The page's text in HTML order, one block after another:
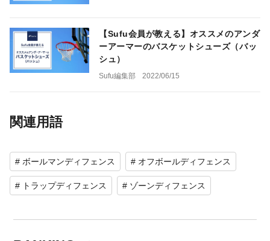
【Sufu会員が教える】オススメのアンダ
ーアーマーのバスケットシューズ（バッ
シュ）
Sufu編集部 2022/06/15
関連用語
# ボールマンディフェンス # オフボールディフェンス
# トラップディフェンス # ゾーンディフェンス